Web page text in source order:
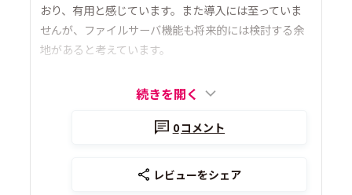
おり、有用と感じています。また導入には至っていま
せんが、ファイルサーバ機能も将来的には検討する余
地があると考えています。
続きを開く
0コメント
レビューをシェア